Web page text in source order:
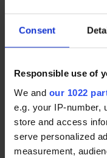
Consent
Responsible use of
We and our 1022
e.g. your IP-number,
store and access
serve personalized
measurement,
Coffret de protection
INOX
359,00 €